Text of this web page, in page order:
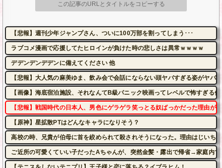
この記事のURLとタイトルをコピーする
【悲報】週刊少年ジャンプさん、ついに100万部を割ってしまう･･･
ラブコメ漫画で応援してたヒロインが負けた時の悲しさは異常ｗｗｗｗ
デデンデンデデンに備えてください 他
【悲報】大人気の麻美ゆま、飲み会で会話にならない頭ヤバすぎる姿がヤバ
【画像】海底宿泊施設、それなんてB級パニック映画ってレベルで怖すぎる件
【悲報】戦国時代の日本人、男色にゲラゲラ笑っとる奴ばっかだった理由が
【原神】星拡散PTはどんなキャラになりそう？
高校の時、兄貴が伯母に首を絞められて殺されそうになった。理由はじいち
ご近所の可愛くていい子だったAちゃんが、突然金髪・露出で帰省→家庭内